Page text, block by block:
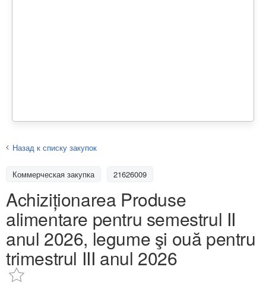
Назад к списку закупок
Коммерческая закупка 21626009
Achiziționarea Produse
alimentare pentru semestrul II
anul 2026, legume şi ouă pentru
trimestrul III anul 2026